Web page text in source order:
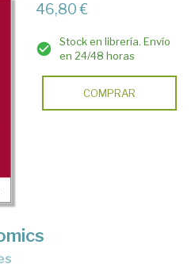
46,80 €
Stock en librería. Envío
en 24/48 horas
COMPRAR